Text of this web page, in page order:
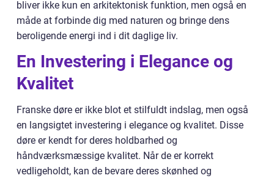
bliver ikke kun en arkitektonisk funktion, men også en
måde at forbinde dig med naturen og bringe dens
beroligende energi ind i dit daglige liv.
En Investering i Elegance og
Kvalitet
Franske døre er ikke blot et stilfuldt indslag, men også
en langsigtet investering i elegance og kvalitet. Disse
døre er kendt for deres holdbarhed og
håndværksmæssige kvalitet. Når de er korrekt
vedligeholdt, kan de bevare deres skønhed og